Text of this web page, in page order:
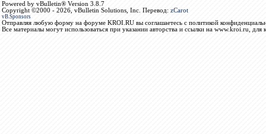
Powered by vBulletin® Version 3.8.7
Copyright ©2000 - 2026, vBulletin Solutions, Inc. Перевод: zCarot
vB.Sponsors
Отправляя любую форму на форуме KROI.RU вы соглашаетесь с политикой
Все материалы могут использоваться при указании авторства и ссылки на www.kroi.ru, для